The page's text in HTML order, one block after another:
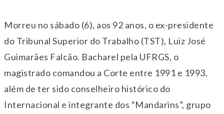
Morreu no sábado (6), aos 92 anos, o ex-presidente
do Tribunal Superior do Trabalho (TST), Luiz José
Guimarães Falcão. Bacharel pela UFRGS, o
magistrado comandou a Corte entre 1991 e 1993,
além de ter sido conselheiro histórico do
Internacional e integrante dos “Mandarins”, grupo